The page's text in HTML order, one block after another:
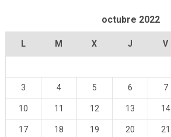
octubre 2022
L M X J V
3 4 5 6 7
10 11 12 13 14
17 18 19 20 21